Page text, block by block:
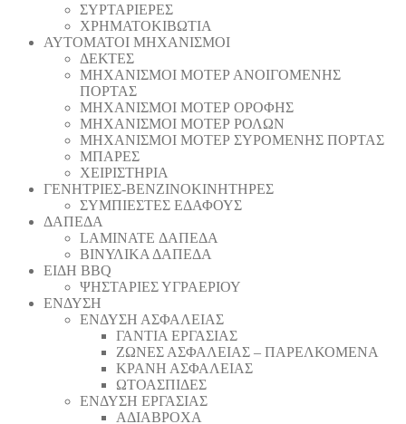
ΣΥΡΤΑΡΙΕΡΕΣ
ΧΡΗΜΑΤΟΚΙΒΩΤΙΑ
ΑΥΤΟΜΑΤΟΙ ΜΗΧΑΝΙΣΜΟΙ
ΔΕΚΤΕΣ
ΜΗΧΑΝΙΣΜΟΙ ΜΟΤΕΡ ΑΝΟΙΓΟΜΕΝΗΣ
ΠΟΡΤΑΣ
ΜΗΧΑΝΙΣΜΟΙ ΜΟΤΕΡ ΟΡΟΦΗΣ
ΜΗΧΑΝΙΣΜΟΙ ΜΟΤΕΡ ΡΟΛΩΝ
ΜΗΧΑΝΙΣΜΟΙ ΜΟΤΕΡ ΣΥΡΟΜΕΝΗΣ ΠΟΡΤΑΣ
ΜΠΑΡΕΣ
ΧΕΙΡΙΣΤΗΡΙΑ
ΓΕΝΗΤΡΙΕΣ-ΒΕΝΖΙΝΟΚΙΝΗΤΗΡΕΣ
ΣΥΜΠΙΕΣΤΕΣ ΕΔΑΦΟΥΣ
ΔΑΠΕΔΑ
LAMINATE ΔΑΠΕΔΑ
ΒΙΝΥΛΙΚΑ ΔΑΠΕΔΑ
ΕΙΔΗ BBQ
ΨΗΣΤΑΡΙΕΣ ΥΓΡΑΕΡΙΟΥ
ΕΝΔΥΣΗ
ΕΝΔΥΣΗ ΑΣΦΑΛΕΙΑΣ
ΓΑΝΤΙΑ ΕΡΓΑΣΙΑΣ
ΖΩΝΕΣ ΑΣΦΑΛΕΙΑΣ – ΠΑΡΕΛΚΟΜΕΝΑ
ΚΡΑΝΗ ΑΣΦΑΛΕΙΑΣ
ΩΤΟΑΣΠΙΔΕΣ
ΕΝΔΥΣΗ ΕΡΓΑΣΙΑΣ
ΑΔΙΑΒΡΟΧΑ